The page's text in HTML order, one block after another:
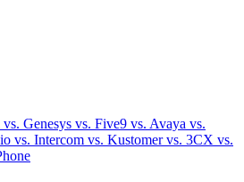
vs. Genesys vs. Five9 vs. Avaya vs.
vs. Intercom vs. Kustomervs. 3CX vs.